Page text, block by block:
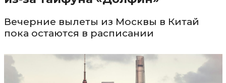
Вечерние вылеты из Москвы в Китай
пока остаются в расписании